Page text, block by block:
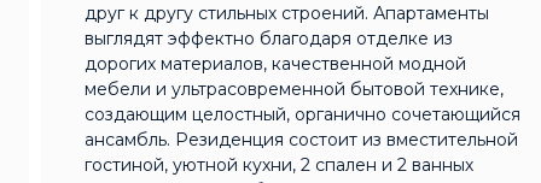
друг к другу стильных строений. Апартаменты
выглядят эффектно благодаря отделке из
дорогих материалов, качественной модной
мебели и ультрасовременной бытовой технике,
создающим целостный, органично сочетающийся
ансамбль. Резиденция состоит из вместительной
гостиной, уютной кухни, 2 спален и 2 ванных